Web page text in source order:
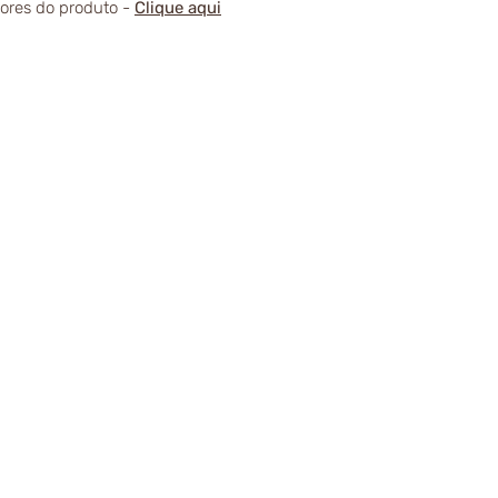
do produto - Clique aqui